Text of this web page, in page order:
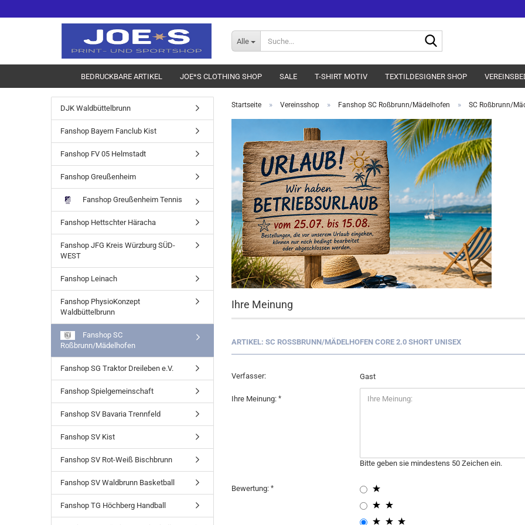
Alle
BEDRUCKBARE ARTIKEL JOE*S CLOTHING SHOP SALE T-SHIRT MOTIV TEXTILDESIGNER SHOP
Startseite » Vereinsshop » Fanshop SC Roßbrunn/Mädelhofen » SC Roßbrunn/
Ihre Meinung
ARTIKEL: SC ROSSBRUNN/MÄDELHOFEN CORE 2.0 SHORT UNISEX
Verfasser: Gast
Ihre Meinung:
Bitte geben sie mindestens 50 Zeichen ein.
Bewertung:
DJK Waldbüttelbrunn
Fanshop Bayern Fanclub Kist
Fanshop FV 05 Helmstadt
Fanshop Greußenheim
Fanshop Greußenheim Tennis
Fanshop Hettschter Häracha
Fanshop JFG Kreis Würzburg SÜD-
WEST
Fanshop Leinach
Fanshop PhysioKonzept
Waldbüttelbrunn
Fanshop SC
Roßbrunn/Mädelhofen
Fanshop SG Traktor Dreileben e.V.
Fanshop Spielgemeinschaft
Fanshop SV Bavaria Trennfeld
Fanshop SV Kist
Fanshop SV Rot-Weiß Bischbrunn
Fanshop SV Waldbrunn Basketball
Fanshop TG Höchberg Handball